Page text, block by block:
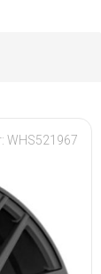
WHS521967